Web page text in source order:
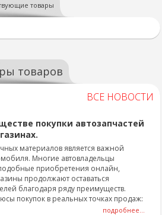
товары
товаров
ВСЕ НОВОСТИ
покупки автозапчастей
материалов является важной
Многие автовладельцы
приобретения онлайн,
продолжают оставаться
благодаря ряду преимуществ.
покупок в реальных точках продаж:
подробнее...